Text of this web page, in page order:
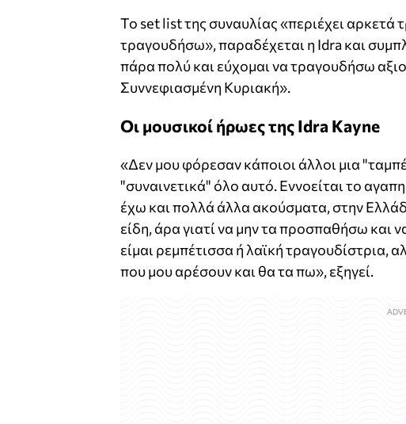
Το set list της συναυλίας «περιέχει αρκετά
τραγουδήσω», παραδέχεται η Idra και
πάρα πολύ και εύχομαι να τραγουδήσω
Συννεφιασμένη Κυριακή».
Οι μουσικοί ήρωες της Idra Kayne
«Δεν μου φόρεσαν κάποιοι άλλοι μια
"συναινετικά" όλο αυτό. Εννοείται το
έχω και πολλά άλλα ακούσματα, στην
είδη, άρα γιατί να μην τα προσπαθήσω και
είμαι ρεμπέτισσα ή λαϊκή τραγουδίστρια,
που μου αρέσουν και θα τα πω», εξηγεί.